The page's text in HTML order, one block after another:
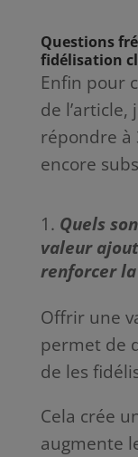
Questions
fidélisation
Enfin pour
de l’article,
répondre à
encore
Quels
valeur
renforcer
Offrir une
permet de
de les
Cela crée
augmente